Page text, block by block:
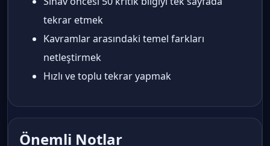
tekrar etmek
Kavramlar arasındaki temel farkları
netleştirmek
Hızlı ve toplu tekrar yapmak
Önemli Notlar